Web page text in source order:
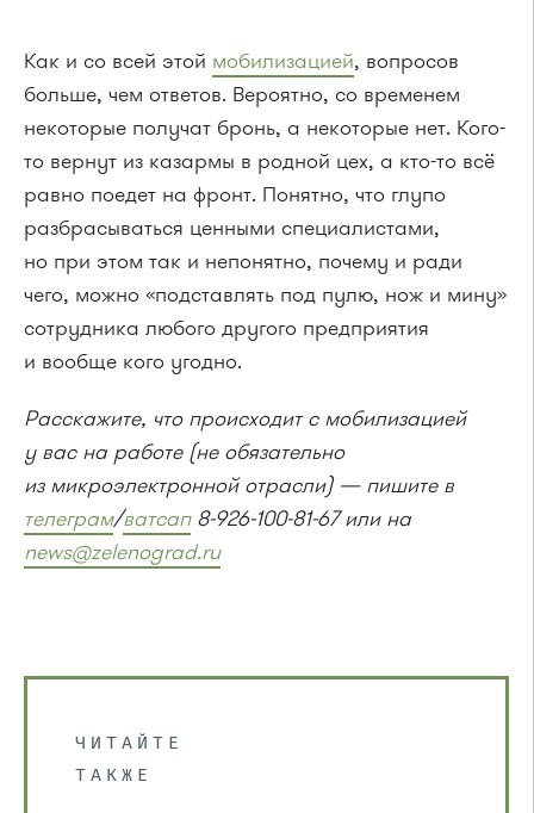
Как и со всей этой мобилизацией, вопросов
больше, чем ответов. Вероятно, со временем
некоторые получат бронь, а некоторые нет. Кого-
то вернут из казармы в родной цех, а кто-то всё
равно поедет на фронт. Понятно, что глупо
разбрасываться ценными специалистами,
но при этом так и непонятно, почему и ради
чего, можно «подставлять под пулю, нож и мину»
сотрудника любого другого предприятия
и вообще кого угодно.
Расскажите, что происходит с мобилизацией
у вас на работе (не обязательно
из микроэлектронной отрасли) — пишите в
телеграм/ватсап8-926-100-81-67 или на
news@zelenograd.ru
ЧИТАЙТЕ
ТАКЖЕ